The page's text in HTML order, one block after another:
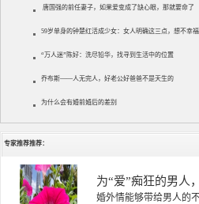
唐国强的前任妻子，如果爱变成了缺心眼，那就要命了
59岁单身的钟楚红活成少女：女人明确这三点，想不幸福
“万人迷”陈好：洗尽铅华，找寻到生活中的位置
乔布斯——人无完人，好老公好爸爸不是天生的
为什么会有婚前婚后的差别
专家推荐推荐：
徐珞棋
徐珞棋，婚姻家庭咨询